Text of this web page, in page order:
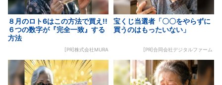
８月のロト6はこの方法で買え!!
６つの数字が『完全一致』する
方法
[PR]株式会社MURA
宝くじ当選者「〇〇をやらずに
買うのはもったいない」
[PR]合同会社デジタルファーム